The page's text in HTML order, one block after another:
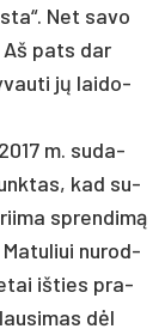
Net sa­vo
pa­ts dar
jų lai­do­
m. su­da­
kad su­
spren­dimą
nu­rod­
iš­ties pra­
dėl